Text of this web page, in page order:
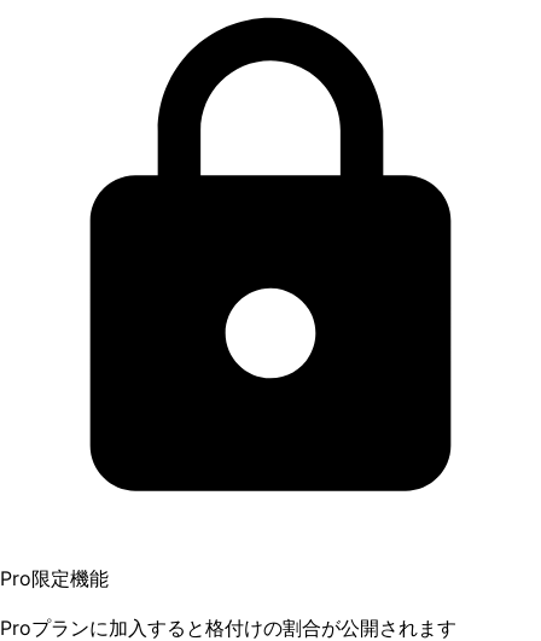
Pro限定機能
Proプランに加入すると格付けの割合が公開されます